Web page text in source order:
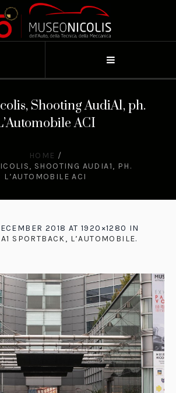
Shooting AudiA1, ph.
ACI
HOME /
SHOOTING AUDIA1, PH.
L’AUTOMOBILE ACI
2018 AT 1920×1280 IN
SPORTBACK, L’AUTOMOBILE.